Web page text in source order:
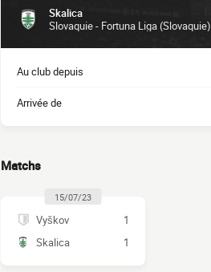
Skalica
Slovaquie - Fortuna Liga (Slovaquie)
Au club depuis
Arrivée de
Matchs
15/07/23
Vyškov
1
Skalica
1